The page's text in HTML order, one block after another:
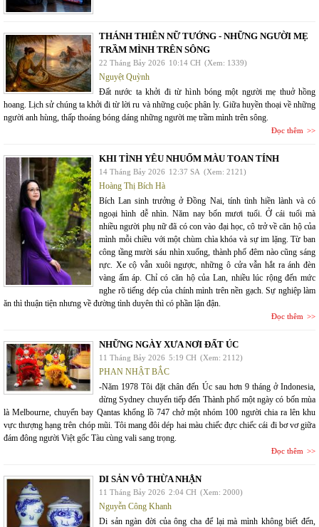
THÁNH THIÊN NỮ TƯỚNG - NHỮNG NGƯỜI MẸ
TRẦM MÌNH TRÊN SÔNG
22 Tháng Bảy 2026 10:14 CH (Xem: 1339)
Nguyệt Quỳnh
Đất nước ta khởi đi từ hình bóng một người mẹ thuở hồng
hoang. Lịch sử chúng ta khởi đi từ lời ru và những cuộc phân ly. Giữa huyền thoại về những
người anh hùng, thấp thoáng bóng dáng những người mẹ trầm mình trên sông.
Đọc thêm
KHI TÌNH YÊU NHUỐM MÀU TOAN TÍNH
14 Tháng Bảy 2026 12:37 SA (Xem: 2121)
Hoàng Thị Bích Hà
Bích Lan sinh trưởng ở Đồng Nai, tính tình hiền lành và có
ngoại hình dễ nhìn. Năm nay bốn mươi tuổi. Ở cái tuổi mà
nhiều người phụ nữ đã có con vào đại học, cô trở về căn hộ của
mình mỗi chiều với một chùm chìa khóa và sự im lặng. Từ ban
công tầng mười sáu nhìn xuống, thành phố đêm nào cũng sáng
rực. Xe cộ vẫn xuôi ngược, những ô cửa vẫn hắt ra ánh đèn
vàng ấm áp. Chỉ có căn hộ của Lan, nhiều lúc rộng đến mức
nghe rõ tiếng dép của chính mình trên nền gạch. Sự nghiệp làm
ăn thì thuận tiện nhưng về đường tình duyên thì có phần lận đận.
Đọc thêm
NHỮNG NGÀY XƯA NƠI ĐẤT ÚC
11 Tháng Bảy 2026 5:19 CH (Xem: 2112)
PHAN NHẬT BẮC
-Năm 1978 Tôi đặt chân đến Úc sau hơn 9 tháng ở Indonesia,
dừng Sydney chuyển tiếp đến Thành phố một ngày có bốn mùa
là Melbourne, chuyến bay Qantas khổng lồ 747 chở một nhóm 100 người chia ra lên khu
vực thượng hạng trên chóp mũi. Tôi mang đôi dép hai màu chiếc đực chiếc cái đi bơ vơ giữa
đám đông người Việt gốc Tàu cùng vali sang trọng.
Đọc thêm
DI SẢN VÔ THỪA NHẬN
11 Tháng Bảy 2026 2:04 CH (Xem: 2000)
Nguyễn Công Khanh
Di sản ngàn đời của ông cha để lại mà mình không biết đến,